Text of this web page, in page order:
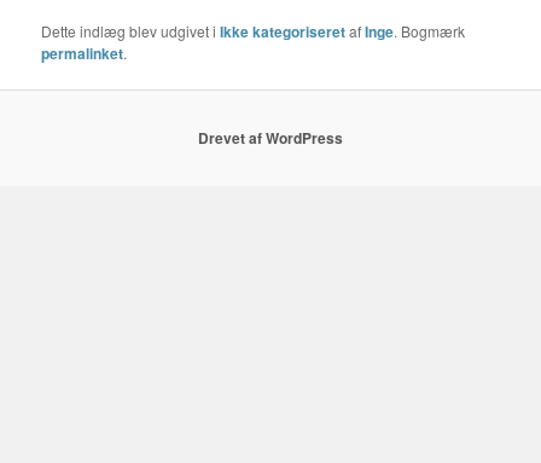
Dette indlæg blev udgivet iIkke kategoriseretafInge. Bogmærk
permalinket.
Drevet af WordPress